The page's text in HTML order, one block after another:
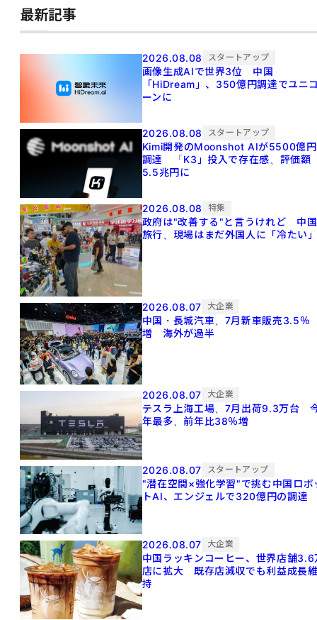
最新記事
2026.08.08 スタートアップ
画像生成AIで世界3位 中国
「HiDream」、350億円調達でユニ
ーンに
2026.08.08 スタートアップ
Kimi開発のMoonshot AIが5500億円
調達 「K3」投入で存在感、評価額
5.5兆円に
2026.08.08 特集
政府は"改善する"と言うけれど 中国
旅行、現場はまだ外国人に「冷たい
2026.08.07 大企業
中国・長城汽車、7月新車販売3.5％
増 海外が過半
2026.08.07 大企業
テスラ上海工場、7月出荷9.3万台
年最多、前年比38％増
2026.08.07 スタートアップ
"潜在空間×強化学習"で挑む中国ロボ
トAI、エンジェルで320億円の調達
2026.08.07 大企業
中国ラッキンコーヒー、世界店舗3.6
店に拡大 既存店減収でも利益成長
持